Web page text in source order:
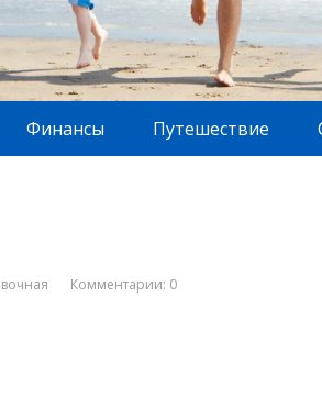
Финансы Путешествие
Комментарии: 0